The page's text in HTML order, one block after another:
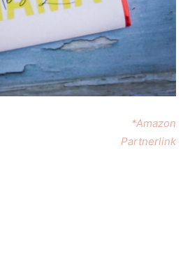
*Amazon
Partnerlink